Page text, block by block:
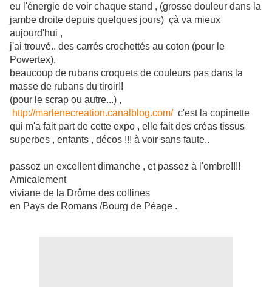
eu l'énergie de voir chaque stand , (grosse douleur dans la
jambe droite depuis quelques jours) çà va mieux
aujourd'hui ,
j'ai trouvé.. des carrés crochettés au coton (pour le
Powertex),
beaucoup de rubans croquets de couleurs pas dans la
masse de rubans du tiroir!!
(pour le scrap ou autre...) ,
http://marlenecreation.canalblog.com/c'est la copinette
qui m'a fait part de cette expo , elle fait des créas tissus
superbes , enfants , décos !!! à voir sans faute..
passez un excellent dimanche , et passez à l'ombre!!!!
Amicalement
viviane de la Drôme des collines
en Pays de Romans /Bourg de Péage .